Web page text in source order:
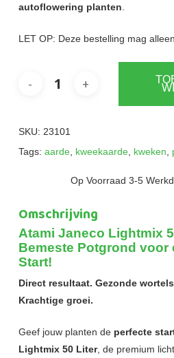
autoflowering planten
LET OP: Deze bestelling mag
SKU: 23101
Tags: aarde, kweekaarde, kweken
Op Voorraad 3-5
Omschrijving
Atami Janeco Lightmix
Bemeste Potgrond voor
Start!
Direct resultaat. Gezonde
Krachtige groei.
Geef jouw planten de perfecte
Lightmix 50 Liter, de premium